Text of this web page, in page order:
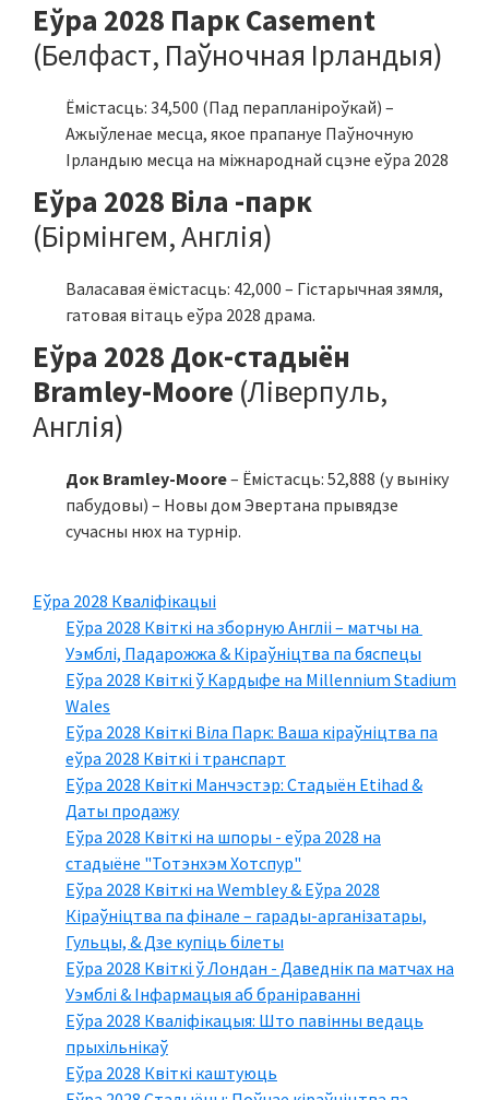
Еўра 2028 Парк Casement
(Белфаст, Паўночная Ірландыя)
Ёмістасць: 34,500 (Пад перапланіроўкай) –
Ажыўленае месца, якое прапануе Паўночную
Ірландыю месца на міжнароднай сцэне еўра 2028
Еўра 2028 Віла -парк
(Бірмінгем, Англія)
Валасавая ёмістасць: 42,000 – Гістарычная зямля,
гатовая вітаць еўра 2028 драма.
Еўра 2028 Док-стадыён
Bramley-Moore (Ліверпуль,
Англія)
Док Bramley-Moore– Ёмістасць: 52,888 (у выніку
пабудовы) – Новы дом Эвертана прывядзе
сучасны нюх на турнір.
Еўра 2028 Кваліфікацыі
Еўра 2028 Квіткі на зборную Англіі – матчы на ​​
Уэмблі, Падарожжа & Кіраўніцтва па бяспецы
Еўра 2028 Квіткі ў Кардыфе на Millennium Stadium
Wales
Еўра 2028 Квіткі Віла Парк: Ваша кіраўніцтва па
еўра 2028 Квіткі і транспарт
Еўра 2028 Квіткі Манчэстэр: Стадыён Etihad &
Даты продажу
Еўра 2028 Квіткі на шпоры - еўра 2028 на
стадыёне "Тотэнхэм Хотспур"
Еўра 2028 Квіткі на Wembley & Еўра 2028
Кіраўніцтва па фінале – гарады-арганізатары,
Гульцы, & Дзе купіць білеты
Еўра 2028 Квіткі ў Лондан - Даведнік па матчах на
Уэмблі & Інфармацыя аб браніраванні
Еўра 2028 Кваліфікацыя: Што павінны ведаць
прыхільнікаў
Еўра 2028 Квіткі каштуюць